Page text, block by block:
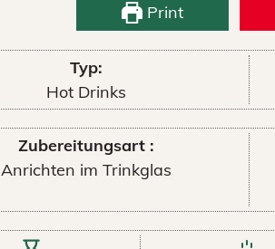
Print
Typ:
Hot Drinks
Zubereitungsart :
Anrichten im Trinkglas